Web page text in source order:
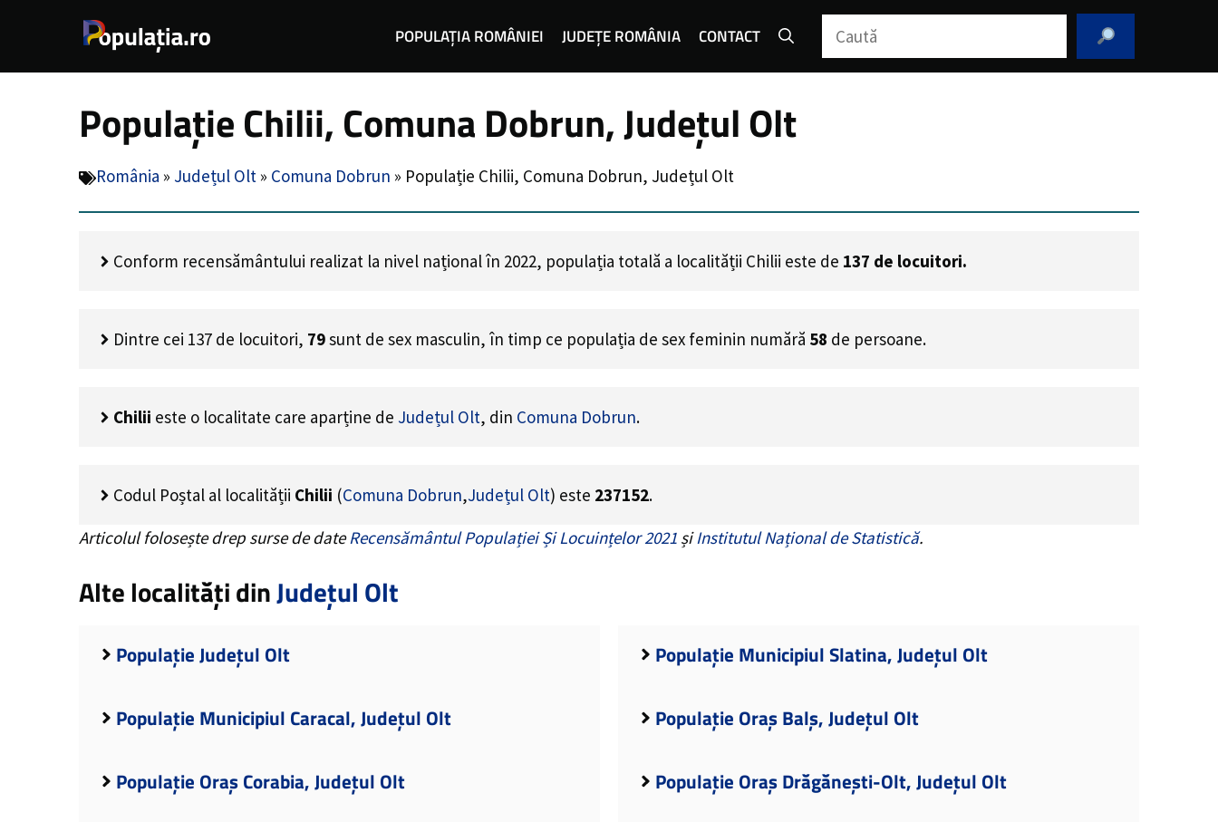
POPULAȚIA ROMÂNIEI JUDEȚE ROMÂNIA CONTACT Caută
Populație Chilii, Comuna Dobrun, Județul Olt
România » Județul Olt » Comuna Dobrun » Populație Chilii, Comuna Dobrun, Județul Olt
Conform recensământului realizat la nivel național în 2022, populația totală a localității Chilii este de 137 de locuitori.
Dintre cei 137 de locuitori, 79sunt de sex masculin, în timp ce populația de sex feminin numără 58 de persoane.
Chilii este o localitate care aparține de Județul Olt, din Comuna Dobrun.
Codul Poștal al localității Chilii (Comuna Dobrun,Județul Olt) este 237152.
Articolul folosește drep surse de dateRecensământul Populației Și Locuințelor 2021 șiInstitutul Național de Statistică.
Alte localități dinJudețul Olt
Populație Județul Olt Populație Municipiul Slatina, Județul Olt
Populație Municipiul Caracal, Județul Olt Populație Oraș Balș, Județul Olt
Populație Oraș Corabia, Județul Olt Populație Oraș Drăgănești-Olt, Județul Olt